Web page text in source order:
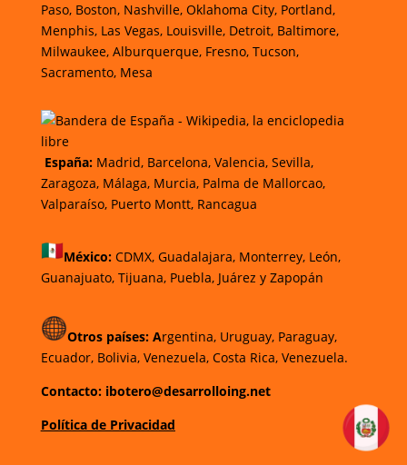
Paso, Boston, Nashville, Oklahoma City, Portland,
Menphis, Las Vegas, Louisville, Detroit, Baltimore,
Milwaukee, Alburquerque, Fresno, Tucson,
Sacramento, Mesa
España:Madrid, Barcelona, Valencia, Sevilla,
Zaragoza, Málaga, Murcia, Palma de Mallorcao,
Valparaíso, Puerto Montt, Rancagua
México: CDMX,Guadalajara, Monterrey, León,
Guanajuato, Tijuana, Puebla,Juárez y Zapopán
Otros países: Argentina, Uruguay, Paraguay,
Ecuador, Bolivia, Venezuela, Costa Rica, Venezuela.
Contacto: ibotero@desarrolloing.net
Política de Privacidad